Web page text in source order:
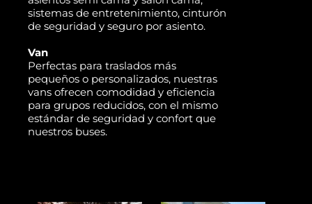
sistemas de entretenimiento, cinturón
de seguridad y seguro por asiento.
Van
Perfectas para traslados más
pequeños o personalizados, nuestras
vans ofrecen comodidad y eficiencia
para grupos reducidos, con el mismo
estándar de seguridad y confort que
nuestros buses.